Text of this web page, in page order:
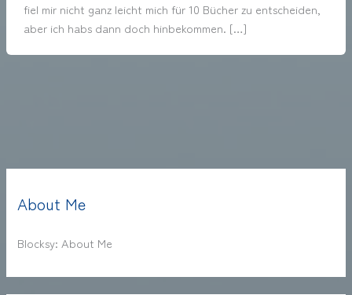
fiel mir nicht ganz leicht mich für 10 Bücher zu entscheiden,
aber ich habs dann doch hinbekommen. […]
About Me
Blocksy: About Me